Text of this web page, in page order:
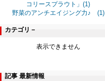
コリースプラウト」(1)
野菜のアンチエイジング力♪ (1)
カテゴリ－
表示できません
記事 最新情報